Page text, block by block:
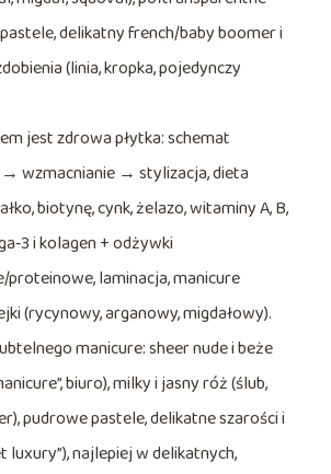
delikatny french/baby boomer i
(linia, kropka, pojedynczy
jest zdrowa płytka: schemat
wzmacnianie → stylizacja, dieta
biotynę, cynk, żelazo, witaminy A, B,
i kolagen + odżywki
laminacja, manicure
(rycynowy, arganowy, migdałowy).
manicure: sheer nude i beże
biuro), milky i jasny róż (ślub,
pudrowe pastele, delikatne szarości i
luxury”), najlepiej w delikatnych,